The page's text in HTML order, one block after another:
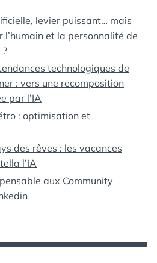
levier puissant… mais
l’humain et la personnalité de
technologiques de
: vers une recomposition
par l’IA
: optimisation et
des rêves : les vacances
l’IA
aux Community